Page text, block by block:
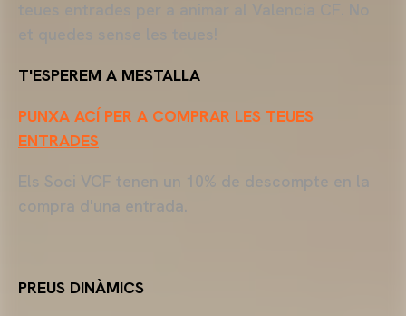
T'ESPEREM A MESTALLA
PUNXA ACÍ PER A COMPRAR LES TEUES
ENTRADES
Els Soci VCF tenen un 10% de descompte en la
compra d'una entrada.
PREUS DINÀMICS